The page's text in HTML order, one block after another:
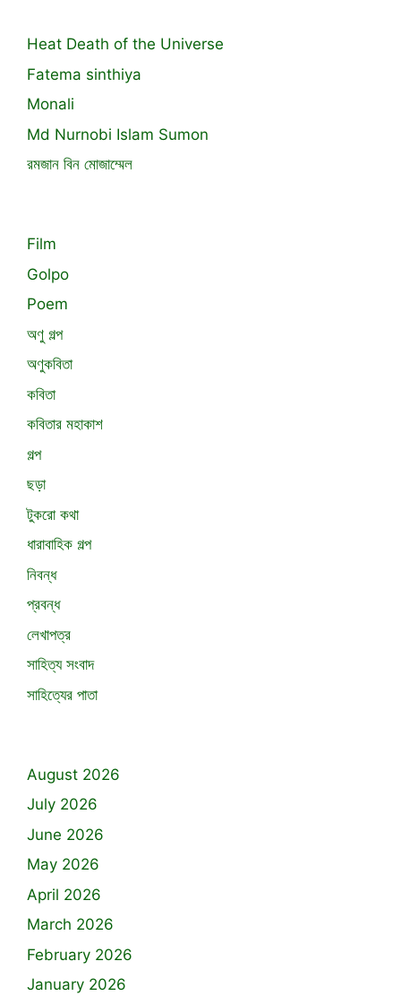
Heat Death of the Universe
Fatema sinthiya
Monali
Md Nurnobi Islam Sumon
রমজান বিন মোজাম্মেল
Film
Golpo
Poem
অণু গল্প
অণুকবিতা
কবিতা
কবিতার মহাকাশ
গল্প
ছড়া
টুকরো কথা
ধারাবাহিক গল্প
নিবন্ধ
প্রবন্ধ
লেখাপত্র
সাহিত্য সংবাদ
সাহিত্যের পাতা
August 2026
July 2026
June 2026
May 2026
April 2026
March 2026
February 2026
January 2026